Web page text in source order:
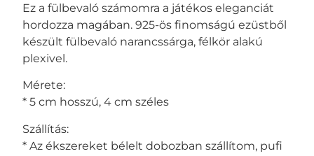
Ez a fülbevaló számomra a játékos eleganciát
hordozza magában. 925-ös finomságú ezüstből
készült fülbevaló narancssárga, félkör alakú
plexivel.
Mérete:
* 5 cm hosszú, 4 cm széles
Szállítás:
* Az ékszereket bélelt dobozban szállítom, pufi